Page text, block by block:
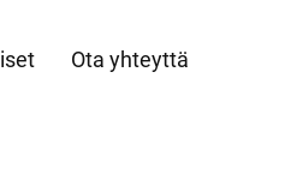
Ota yhteyttä